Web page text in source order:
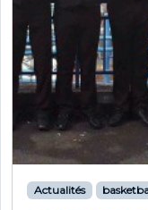
Actualités